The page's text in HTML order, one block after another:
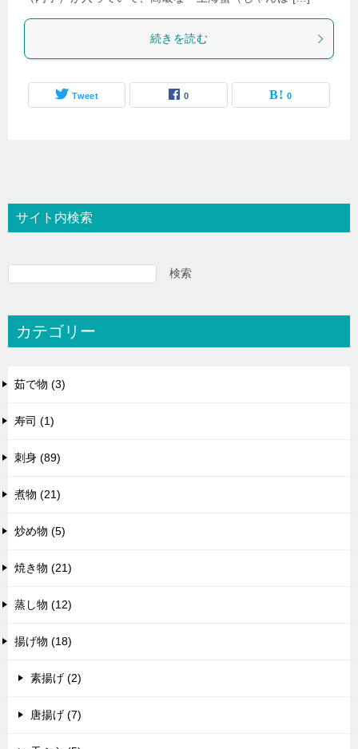
続きを読む
Tweet 0 0
サイト内検索
検索
カテゴリー
茹で物 (3)
寿司 (1)
刺身 (89)
煮物 (21)
炒め物 (5)
焼き物 (21)
蒸し物 (12)
揚げ物 (18)
素揚げ (2)
唐揚げ (7)